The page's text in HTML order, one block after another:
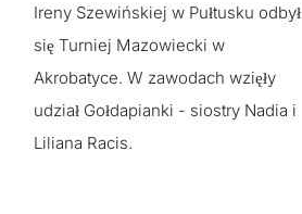
Ireny Szewińskiej w Pułtusku odbył
się Turniej Mazowiecki w
Akrobatyce. W zawodach wzięły
udział Gołdapianki - siostry Nadia i
Liliana Racis.